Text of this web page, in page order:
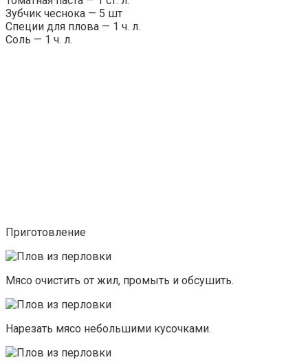
Зубчик чеснока — 5 шт
Специи для плова — 1 ч. л.
Соль — 1 ч. л.
Приготовление
Мясо очистить от жил, промыть и обсушить.
Нарезать мясо небольшими кусочками.